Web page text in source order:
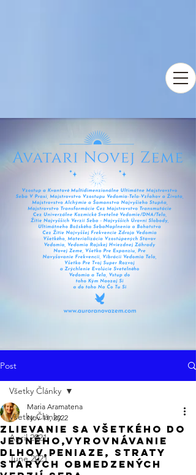
Post
Všetky Články
April 2021
June 2021
Všetky Články
Zlievanie sa Všetkého do
Jedného,Vyrovnávanie
Dlhov,Peniaze, Straty
Starých Obmedzených
Maria Aramatena
Nov 11, 2022